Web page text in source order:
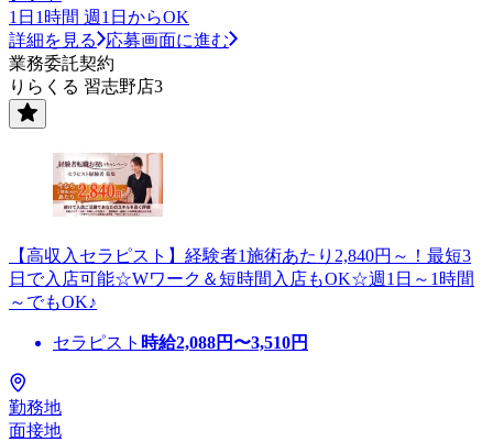
1日1時間 週1日からOK
詳細を見る
応募画面に進む
業務委託契約
りらくる 習志野店3
【高収入セラピスト】経験者1施術あたり2,840円～！最短3
日で入店可能☆Wワーク＆短時間入店もOK☆週1日～1時間
～でもOK♪
セラピスト 時給2,088円〜3,510円
勤務地
面接地